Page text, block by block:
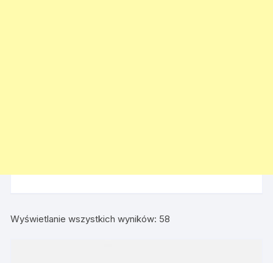
Wyświetlanie wszystkich wyników: 58